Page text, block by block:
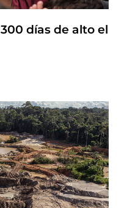
días de alto el